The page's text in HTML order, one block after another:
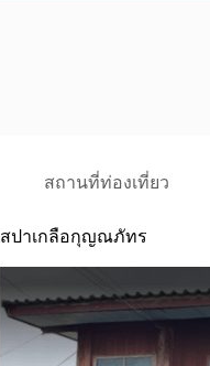
สถานที่ท่องเที่ยว
สปาเกลือกุญณภัทร